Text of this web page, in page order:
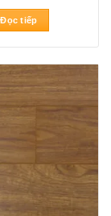
Đọc tiếp